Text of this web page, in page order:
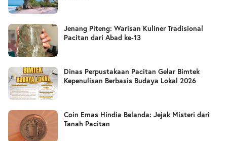
Jenang Piteng: Warisan Kuliner Tradisional
Pacitan dari Abad ke-13
Dinas Perpustakaan Pacitan Gelar Bimtek
Kepenulisan Berbasis Budaya Lokal 2026
Coin Emas Hindia Belanda: Jejak Misteri dari
Tanah Pacitan